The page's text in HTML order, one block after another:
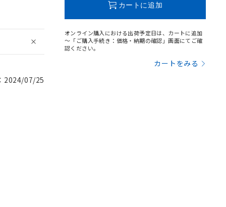
2024/07/25
カートに追加
オンライン購入における出荷予定日は、カートに追加
～「ご購入手続き：価格・納期の確認」画面にてご確
認ください。
カートをみる